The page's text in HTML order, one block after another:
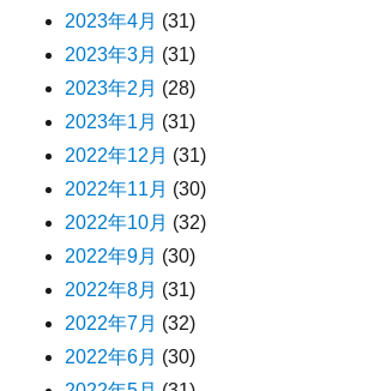
2023年4月 (31)
2023年3月 (31)
2023年2月 (28)
2023年1月 (31)
2022年12月 (31)
2022年11月 (30)
2022年10月 (32)
2022年9月 (30)
2022年8月 (31)
2022年7月 (32)
2022年6月 (30)